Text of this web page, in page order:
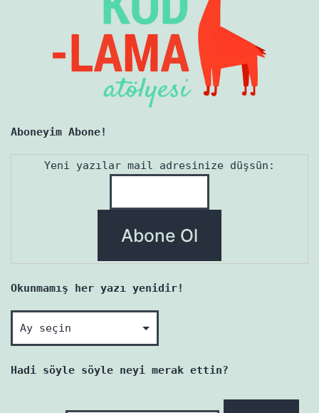
Aboneyim Abone!
Yeni yazılar mail adresinize düşsün:
Okunmamış her yazı yenidir!
Okunmamış
her
yazı
Hadi söyle söyle neyi merak ettin?